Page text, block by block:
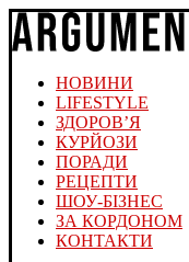
НОВИНИ
LIFESTYLE
ЗДОРОВ’Я
КУРЙОЗИ
ПОРАДИ
РЕЦЕПТИ
ШОУ-БІЗНЕС
ЗА КОРДОНОМ
КОНТАКТИ